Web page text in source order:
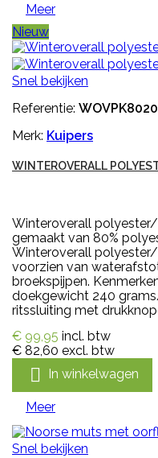
Meer
Nieuw
Snel bekijken
Referentie:
Merk: Kuipers
WINTEROVERALL
Winteroverall
gemaakt van 80%
Winteroverall
voorzien van
broekspijpen.
doekgewicht 240
ritssluiting met
€ 99,95 incl. btw
€ 82,60 excl. btw
 In winkelwagen
Meer
Snel bekijken